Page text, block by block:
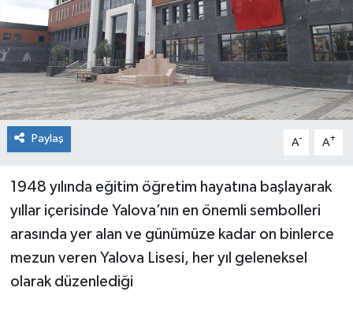
Paylaş A- A+
1948 yılında eğitim öğretim hayatına başlayarak
yıllar içerisinde Yalova’nın en önemli sembolleri
arasında yer alan ve günümüze kadar on binlerce
mezun veren Yalova Lisesi, her yıl geleneksel
olarak düzenlediği